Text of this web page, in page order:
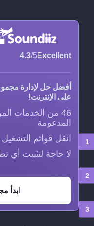
Excellent
4.3/5
أفضل حل لإدارة
على الإنترنت!
46 من الخدمات
المدعومة
انقل قوائم
لا حاجة لتثبيت أي
ابدأ